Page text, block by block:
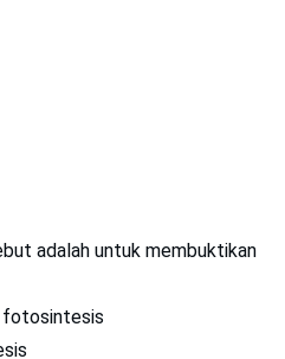
adalah untuk membuktikan
fotosintesis